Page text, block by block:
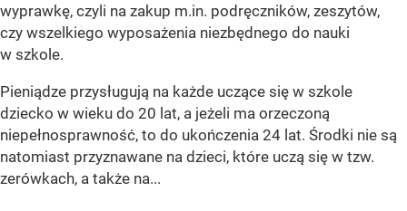
wyprawkę, czyli na zakup m.in. podręczników, zeszytów,
czy wszelkiego wyposażenia niezbędnego do nauki
w szkole.
Pieniądze przysługują na każde uczące się w szkole
dziecko w wieku do 20 lat, a jeżeli ma orzeczoną
niepełnosprawność, to do ukończenia 24 lat. Środki nie są
natomiast przyznawane na dzieci, które uczą się w tzw.
zerówkach, a także na...